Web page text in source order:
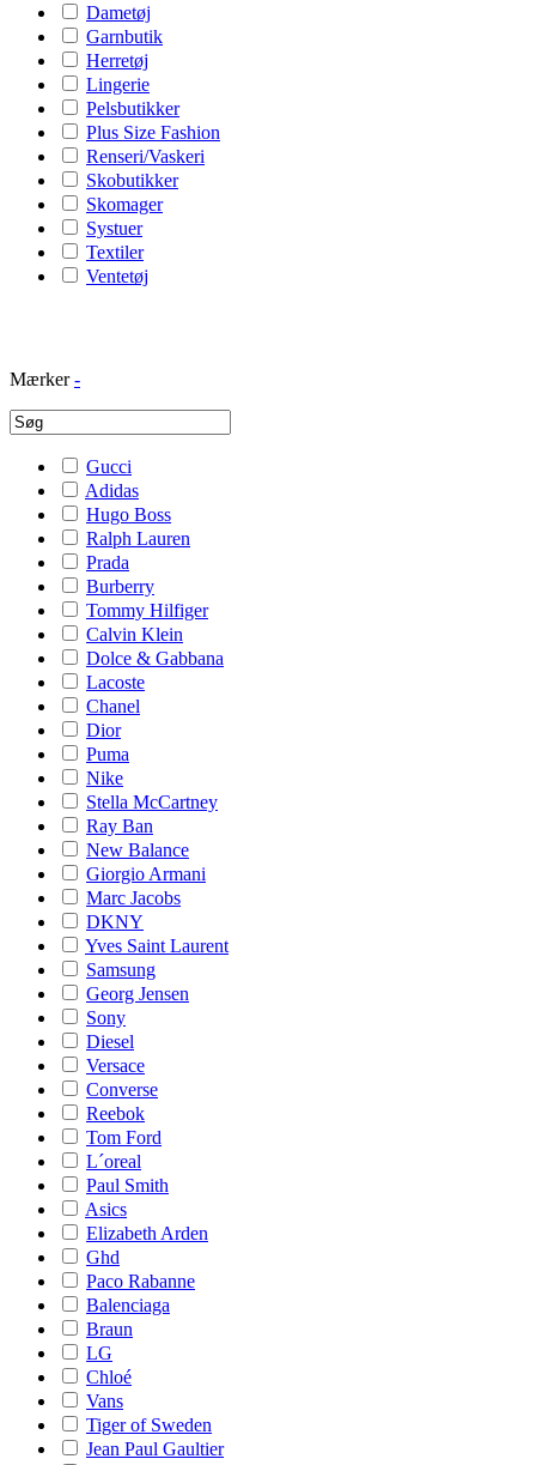
Dametøj
Garnbutik
Herretøj
Lingerie
Pelsbutikker
Plus Size Fashion
Renseri/Vaskeri
Skobutikker
Skomager
Systuer
Textiler
Ventetøj
Mærker -
Gucci
Adidas
Hugo Boss
Ralph Lauren
Prada
Burberry
Tommy Hilfiger
Calvin Klein
Dolce & Gabbana
Lacoste
Chanel
Dior
Puma
Nike
Stella McCartney
Ray Ban
New Balance
Giorgio Armani
Marc Jacobs
DKNY
Yves Saint Laurent
Samsung
Georg Jensen
Sony
Diesel
Versace
Converse
Reebok
Tom Ford
L´oreal
Paul Smith
Asics
Elizabeth Arden
Ghd
Paco Rabanne
Balenciaga
Braun
LG
Chloé
Vans
Tiger of Sweden
Jean Paul Gaultier